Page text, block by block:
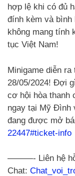
hợp lệ khi có đủ
đính kèm và
không mang tính
tục Việt Nam!
Minigame diễn ra
28/05/2024! Đợi
cơ hội hòa thanh
ngay tại Mỹ Đình
đang được mở
22447#ticket-info
———- Liên hệ hỗ
Chat: